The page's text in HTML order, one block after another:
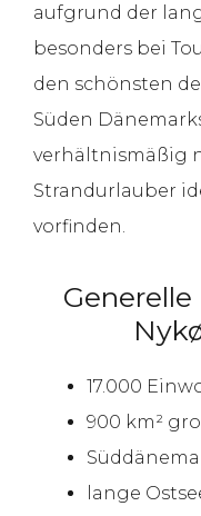
aufgrund der
besonders bei
den schönsten
Süden
verhältnismäßig
Strandurlauber
vorfinden.
17.000
900 km²
lange